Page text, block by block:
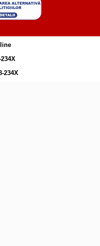
234X